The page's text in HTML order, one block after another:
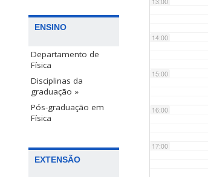
ENSINO
Departamento de
Física
Disciplinas da
graduação »
Pós-graduação em
Física
EXTENSÃO
14:00
15:00
16:00
17:00